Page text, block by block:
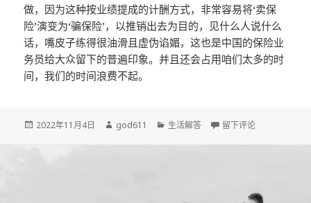
做，因为这种按业绩提成的计酬方式，非常容易将‘卖保
险’演变为‘骗保险’，以推销出去为目的，见什么人说什么
话，嘴皮子练得很油滑且虚伪谄媚，这也是中国的保险业
务员给大众留下的普遍印象。并且还会占用咱们太多的时
间，我们的时间浪费不起。
发
2022年11月4日
作
god611
分
生活解答 于基督徒可以买卖保险
留下评论